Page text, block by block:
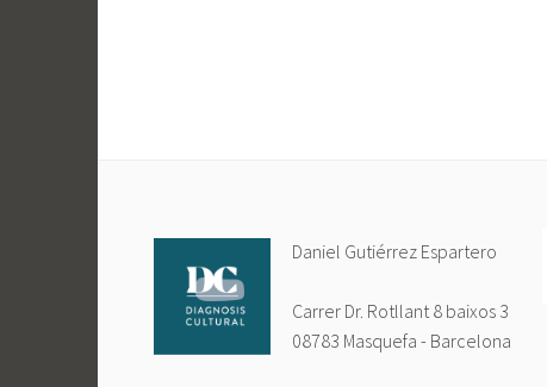
Daniel Gutiérrez Espartero
Carrer Dr. Rotllant 8 baixos 3
08783 Masquefa - Barcelona